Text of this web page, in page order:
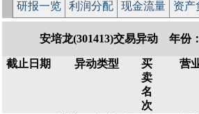
研报一览
利润分配 现金流量 资产
安培龙(301413)交易异动 年份：
截止日期 异动类型
买
卖
名
次
营